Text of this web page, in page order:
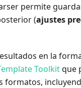
permite
(ajustes
en la
Toolkitque
formatos,